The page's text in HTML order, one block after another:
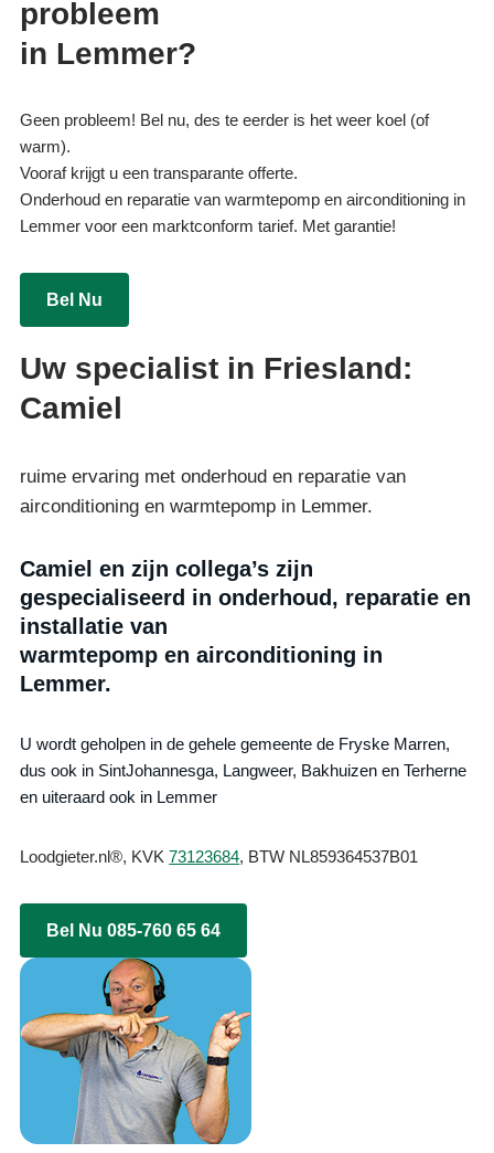
probleem
in Lemmer?
Geen probleem! Bel nu, des te eerder is het weer koel (of
warm).
Vooraf krijgt u een transparante offerte.
Onderhoud en reparatie van warmtepomp en airconditioning in
Lemmer voor een marktconform tarief. Met garantie!
Bel Nu
Uw specialist in Friesland:
Camiel
ruime ervaring met onderhoud en reparatie van
airconditioning en warmtepomp in Lemmer.
Camiel en zijn collega’s zijn
gespecialiseerd in onderhoud, reparatie en
installatie van
warmtepomp en airconditioning in
Lemmer.
U wordt geholpen in de gehele gemeente de Fryske Marren,
dus ook in SintJohannesga, Langweer, Bakhuizen en Terherne
en uiteraard ook in Lemmer
Loodgieter.nl®, KVK73123684, BTW NL859364537B01
Bel Nu 085-760 65 64